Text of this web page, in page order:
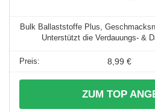
Bulk Ballaststoffe Plus,
Unterstützt die Verdauungs- &
8,99 €
ZUM TOP